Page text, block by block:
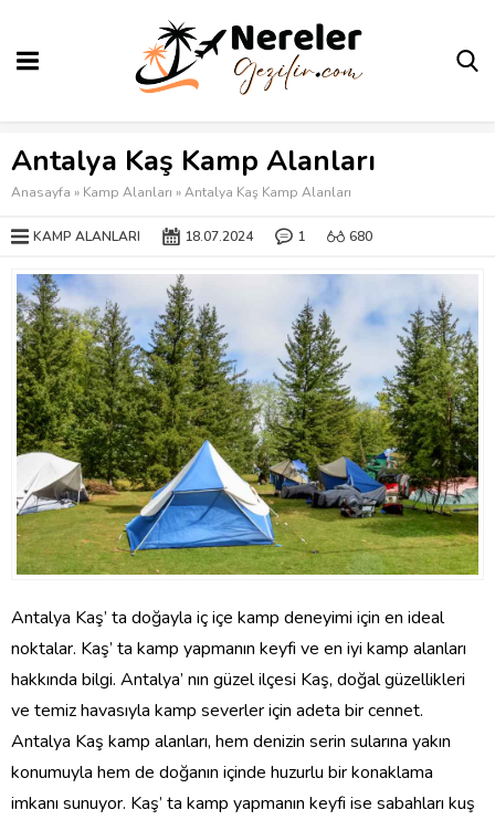
Antalya Kaş Kamp Alanları
Anasayfa » Kamp Alanları »Antalya Kaş Kamp Alanları
KAMP ALANLARI 18.07.2024 1 680
Antalya Kaş’ ta doğayla iç içe kamp deneyimi için en ideal
noktalar. Kaş’ ta kamp yapmanın keyfi ve en iyi kamp alanları
hakkında bilgi. Antalya’ nın güzel ilçesi Kaş, doğal güzellikleri
ve temiz havasıyla kamp severler için adeta bir cennet.
Antalya Kaş kamp alanları, hem denizin serin sularına yakın
konumuyla hem de doğanın içinde huzurlu bir konaklama
imkanı sunuyor. Kaş’ ta kamp yapmanın keyfi ise sabahları kuş